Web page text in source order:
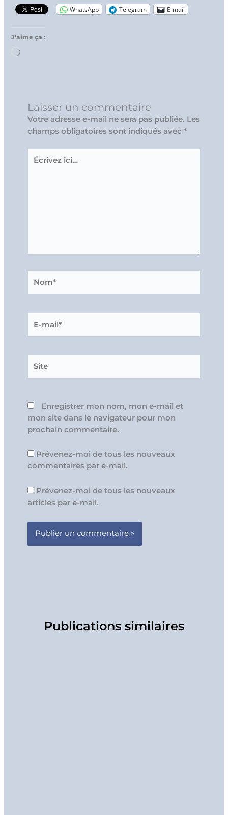
WhatsApp Telegram E-mail
J’aime ça :
Chargement…
Laisser un commentaire
Votre adresse e-mail ne sera pas publiée. Les
champs obligatoires sont indiqués avec *
Écrivez
ici…
mail*
Enregistrer mon nom, mon e-mail et
mon site dans le navigateur pour mon
prochain commentaire.
Prévenez-moi de tous les nouveaux
commentaires par e-mail.
Prévenez-moi de tous les nouveaux
articles par e-mail.
Publications similaires